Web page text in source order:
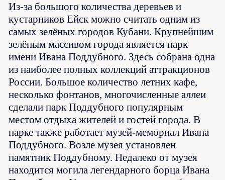
Из-за большого количества деревьев и
кустарников Ейск можно считать одним из
самых зелёных городов Кубани. Крупнейшим
зелёным массивом города является парк
имени Ивана Поддубного. Здесь собрана одна
из наиболее полных коллекций аттракционов
России. Большое количество летних кафе,
несколько фонтанов, многочисленные аллеи
сделали парк Поддубного популярным
местом отдыха жителей и гостей города. В
парке также работает музей-мемориал Ивана
Поддубного. Возле музея установлен
памятник Поддубному. Недалеко от музея
находится могила легендарного борца Ивана